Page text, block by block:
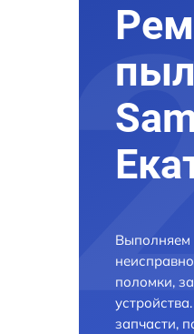
Выполняем
поломки,
запчасти,